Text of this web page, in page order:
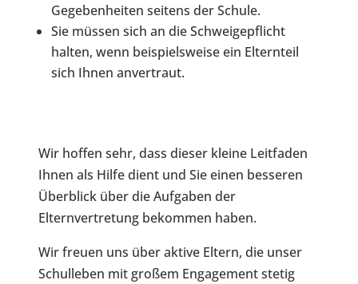
Gegebenheiten seitens der Schule.
Sie müssen sich an die Schweigepflicht
halten, wenn beispielsweise ein Elternteil
sich Ihnen anvertraut.
Wir hoffen sehr, dass dieser kleine Leitfaden
Ihnen als Hilfe dient und Sie einen besseren
Überblick über die Aufgaben der
Elternvertretung bekommen haben.
Wir freuen uns über aktive Eltern, die unser
Schulleben mit großem Engagement stetig